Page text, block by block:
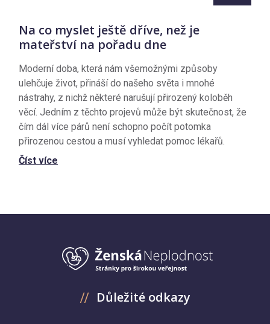
Na co myslet ještě dříve, než je
mateřství na pořadu dne
Moderní doba, která nám všemožnými způsoby
ulehčuje život, přináší do našeho světa i mnohé
nástrahy, z nichž některé narušují přirozený koloběh
věcí. Jedním z těchto projevů může být skutečnost, že
čím dál více párů není schopno počít potomka
přirozenou cestou a musí vyhledat pomoc lékařů.
Číst více
Důležité odkazy